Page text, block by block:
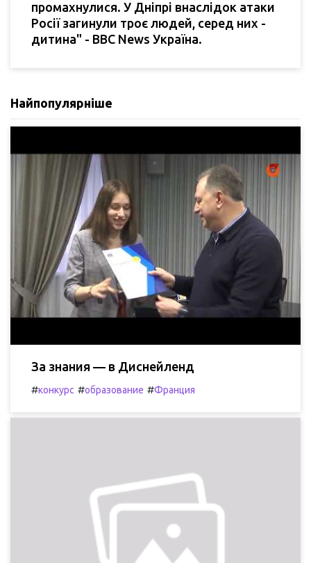
промахнулися. У Дніпрі внаслідок атаки
Росії загинули троє людей, серед них -
дитина" - BBC News Україна.
Найпопулярніше
За знания — в Диснейленд
#конкурс #образование #Франция